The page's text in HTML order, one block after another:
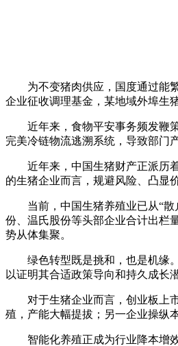
为不变猪肉供应，国度通过能繁
企业征收调理基金，某地域外埠生
近年来，食物平安事务频发鞭策
完美冷链物流逃溯系统，导致部门
近年来，中国生猪财产正派历着
的生猪企业而言，规避风险、凸显
当前，中国生猪养殖业已从“散户
份、温氏股份等头部企业合计出栏
势从体集聚。
绿色转型既是挑和，也是机缘。
以证明其合适政策导向和持久成长潜
对于生猪企业而言，创业板上市
殖，产能大幅提拔；另一企业操纵
智能化养殖正成为行业降本增效